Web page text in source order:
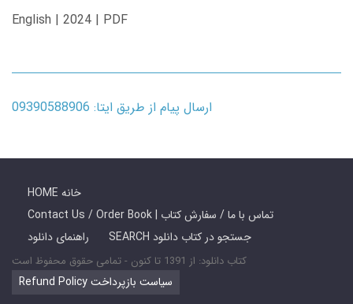
English | 2024 | PDF
ارسال پیام از طریق ایتا: 09390588906
HOME خانه
Contact Us / Order Book | تماس با ما / سفارش کتاب
راهنمای دانلود
SEARCH جستجو در کتاب دانلود
کتاب دانلود: از 1391 تا کنون - تمامی حقوق محفوظ است
Refund Policy سیاست بازپرداخت